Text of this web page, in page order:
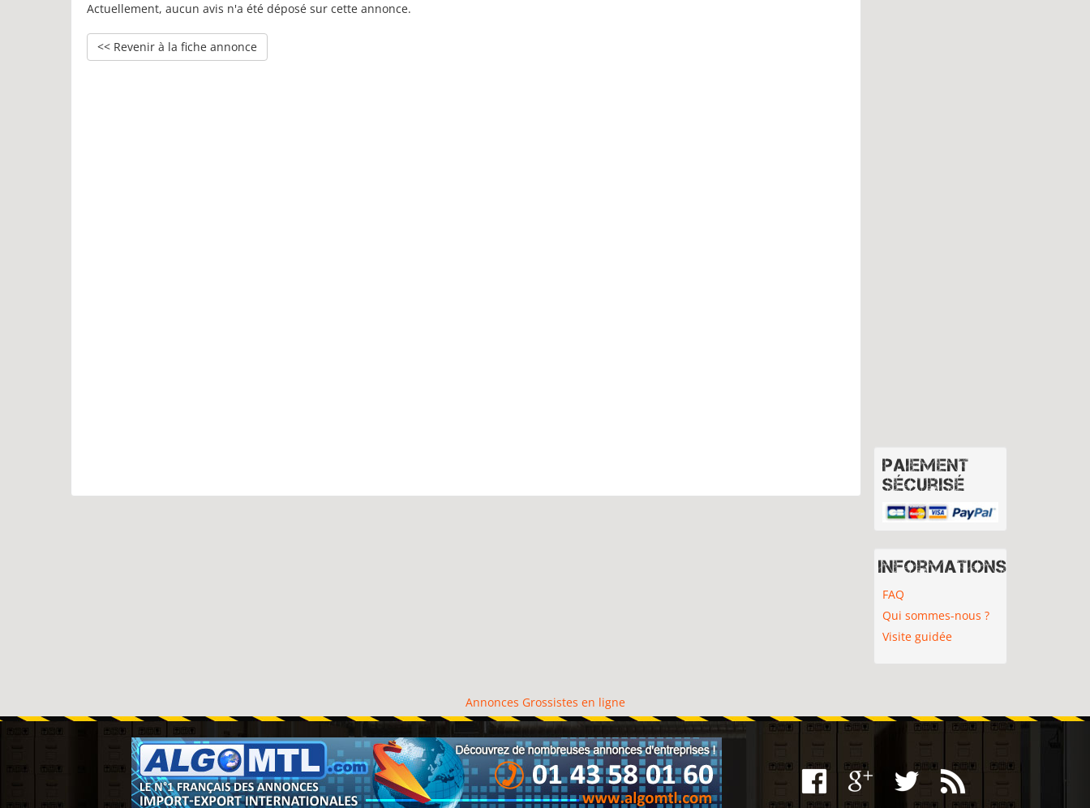
Actuellement, aucun avis n'a été déposé sur cette annonce.
<< Revenir à la fiche annonce
Paiement
sécurisé
Informations
FAQ
Qui sommes-nous ?
Visite guidée
Annonces Grossistes en ligne